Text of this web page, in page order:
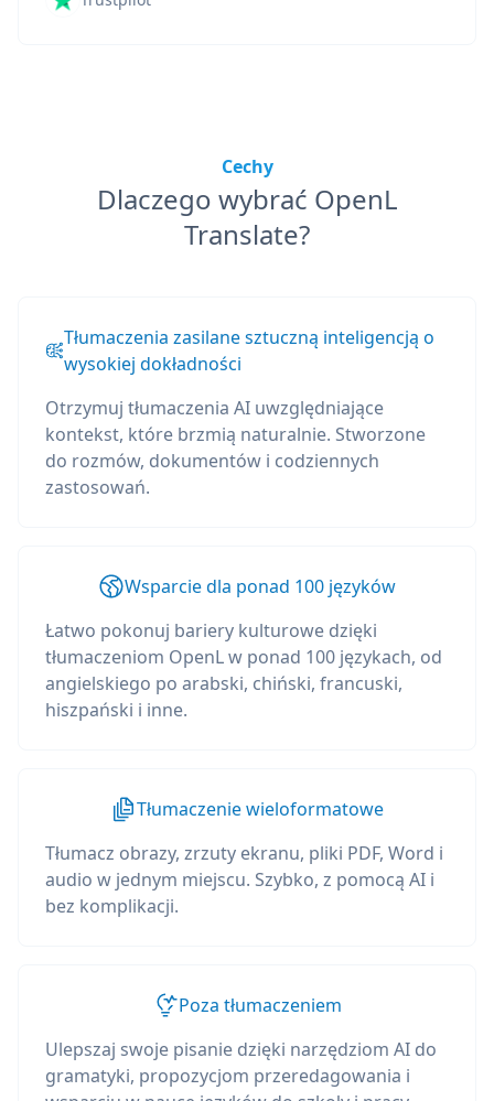
Cechy
Dlaczego wybrać OpenL
Translate?
Tłumaczenia zasilane sztuczną inteligencją o
wysokiej dokładności
Otrzymuj tłumaczenia AI uwzględniające
kontekst, które brzmią naturalnie. Stworzone
do rozmów, dokumentów i codziennych
zastosowań.
Wsparcie dla ponad 100 języków
Łatwo pokonuj bariery kulturowe dzięki
tłumaczeniom OpenL w ponad 100 językach, od
angielskiego po arabski, chiński, francuski,
hiszpański i inne.
Tłumaczenie wieloformatowe
Tłumacz obrazy, zrzuty ekranu, pliki PDF, Word i
audio w jednym miejscu. Szybko, z pomocą AI i
bez komplikacji.
Poza tłumaczeniem
Ulepszaj swoje pisanie dzięki narzędziom AI do
gramatyki, propozycjom przeredagowania i